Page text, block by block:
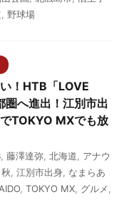
, 野球場
！HTB「LOVE
へ進出！江別市出
TOKYO MXでも放
, 藤澤達弥, 北海道, アナウ
, 江別市出身, なまらあ
, TOKYO MX, グルメ,